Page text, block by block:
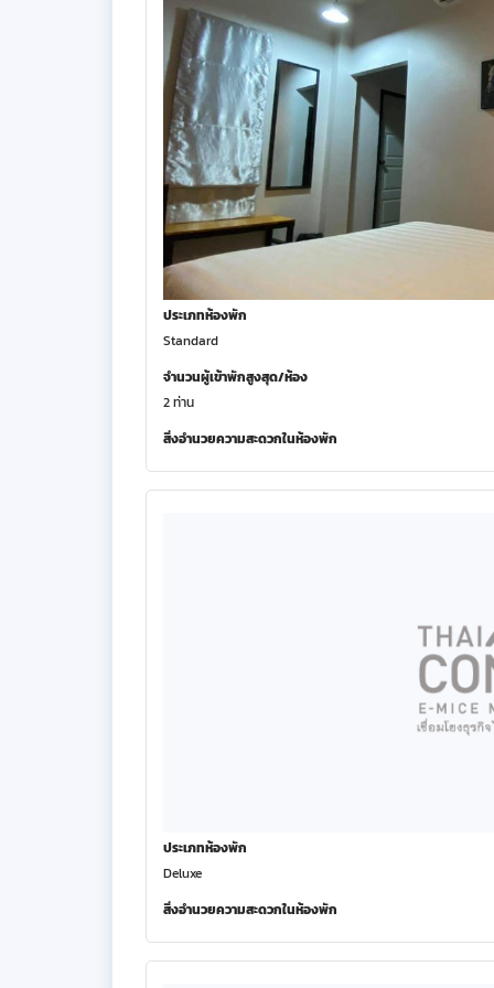
ประเภทห้องพัก
Standard
จำนวนผู้เข้าพักสูงสุด/ห้อง
2 ท่าน
สิ่งอำนวยความสะดวกในห้องพัก
ประเภทห้องพัก
Deluxe
สิ่งอำนวยความสะดวกในห้องพัก